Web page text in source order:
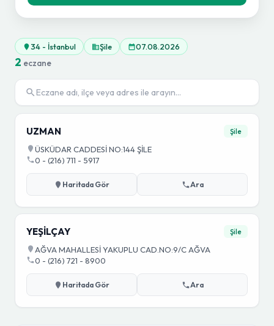
34 - İstanbul Şile 07.08.2026
2 eczane
UZMAN Şile
ÜSKÜDAR CADDESİ NO:144 ŞİLE
0 - (216) 711 - 5917
Haritada Gör Ara
YEŞİLÇAY Şile
AĞVA MAHALLESİ YAKUPLU CAD.NO:9/C AĞVA
0 - (216) 721 - 8900
Haritada Gör Ara